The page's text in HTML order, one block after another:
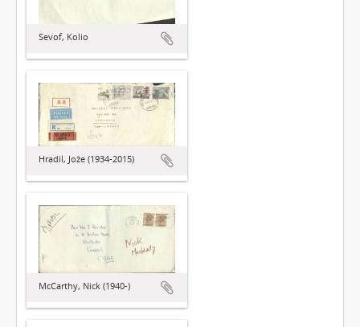
Sevof, Kolio
Hradil, Jože (1934-2015)
McCarthy, Nick (1940-)